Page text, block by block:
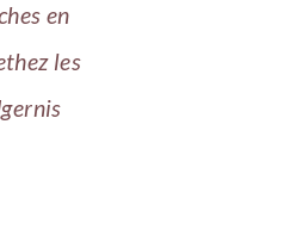
en
les